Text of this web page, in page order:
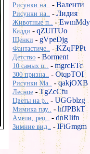
Рисунки на.. -Валенти
Рисунки на.. -Лидия
Животные п.. -
Кадди - qZUlTUo
Щенки - gVpeDjg
Фантастиче.. -KZqFPPt
Детство - Borment
10 самых п.. - mgrcETc
300 призна.. - OtqpTOI
Рисунки Ma.. -qakjOXB
Лесное -TgZcCfu
Цветы на р.. - UGGblzg
Мимика пау.. -hfJPBkT
Амели, рец.. - dnRIifn
Зимние вид.. -lFiGmgm